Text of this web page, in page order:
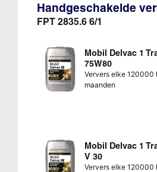
Handgeschakelde
FPT 2835.6 6/1
Mobil Delvac 1
75W80
Ververs elke
maanden
Mobil Delvac 1
V 30
Ververs elke